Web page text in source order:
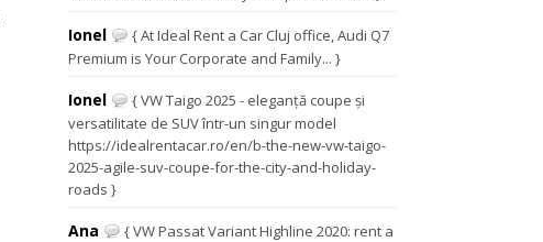
Ionel
{ At Ideal Rent a Car Cluj office, Audi Q7
Premium is Your Corporate and Family... }
Ionel
{ VW Taigo 2025 - eleganță coupe și
versatilitate de SUV într-un singur model
https://idealrentacar.ro/en/b-the-new-vw-taigo-
2025-agile-suv-coupe-for-the-city-and-holiday-
roads }
Ana
{ VW Passat Variant Highline 2020: rent a